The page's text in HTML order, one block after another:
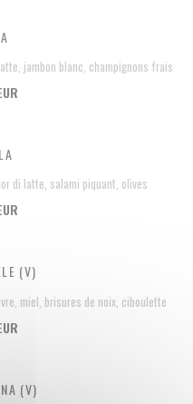
jambon blanc, champignons frais
di latte, salami piquant, olives
(V)
miel, brisures de noix, ciboulette
(V)